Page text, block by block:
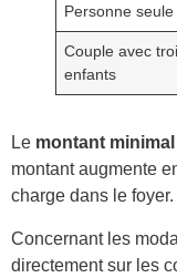
Personne seule
Couple avec
enfants
Le montant minimal
montant augmente
charge dans le foyer.
Concernant les
directement sur les